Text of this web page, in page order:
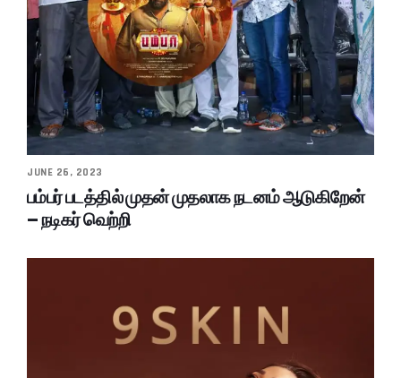
JUNE 26, 2023
பம்பர் படத்தில் முதன் முதலாக நடனம் ஆடுகிறேன்
– நடிகர் வெற்றி